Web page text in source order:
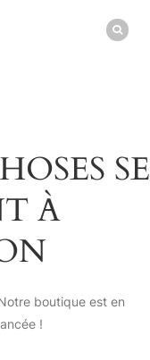
SE
À
boutique est en
!